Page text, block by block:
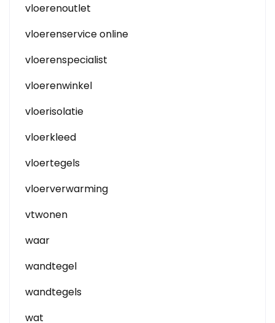
vloerenoutlet
vloerenservice online
vloerenspecialist
vloerenwinkel
vloerisolatie
vloerkleed
vloertegels
vloerverwarming
vtwonen
waar
wandtegel
wandtegels
wat